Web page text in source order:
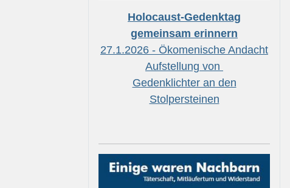
Holocaust-Gedenktag
gemeinsam erinnern
27.1.2026 - Ökomenische Andacht
Aufstellung von
Gedenklichter an den
Stolpersteinen